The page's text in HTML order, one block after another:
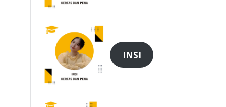
INSI